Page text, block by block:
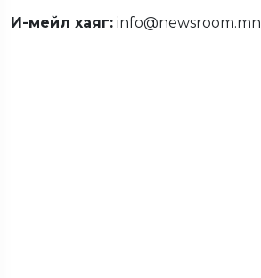
И-мейл хаяг: info@newsroom.mn